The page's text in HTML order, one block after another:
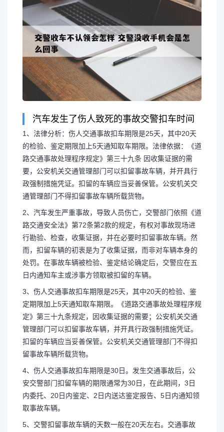
汽车发生了伤人致死的事故交警扣车时间
1、法律分析：伤人交通事故扣车期限是25天，其中20天
的检验、鉴定期限加上5天通知取车期限。法律依据：《道
路交通事故处理程序规定》第三十九条 因收集证据的需
要，公安机关交通管理部门可以扣留事故车辆，并开具行
政强制措施凭证。扣留的车辆应当妥善保管。公安机关交
通管理部门不得扣留事故车辆所载货物。
2、汽车发生严重事故，导致人员伤亡，交警部门依照《道
路交通安全法》第72条第2款的规定，有权对事故现场进
行勘验、检查，收集证据，并在必要时扣留事故车辆。然
而，扣留车辆的初衷是为了收集证据，而非对车辆本身的
处罚。在事故车辆被检验、鉴定结论确定后，交警应在五
日内通知车主或涉事方领取被扣留的车辆。
3、伤人交通事故扣车期限是25天，其中20天的检验、鉴
定期限加上5天通知取车期限。《道路交通事故处理程序规
定》第三十九条规定，因收集证据的需要；公安机关交通
管理部门可以扣留事故车辆，并开具行政强制措施凭证。
扣留的车辆应当妥善保管。公安机关交通管理部门不得扣
留事故车辆所载货物。
4、伤人交通事故扣车期限是30日。发生交通事故后，公
安交警部门扣留车辆的期限通常为30日，在此期间，3日
内委托、20日内鉴定、2日内送达鉴定报告、5日内通知领
取事故车辆。
5、交警扣留事故车辆的天数一般在20天左右。交通事故
长按图片识别二维